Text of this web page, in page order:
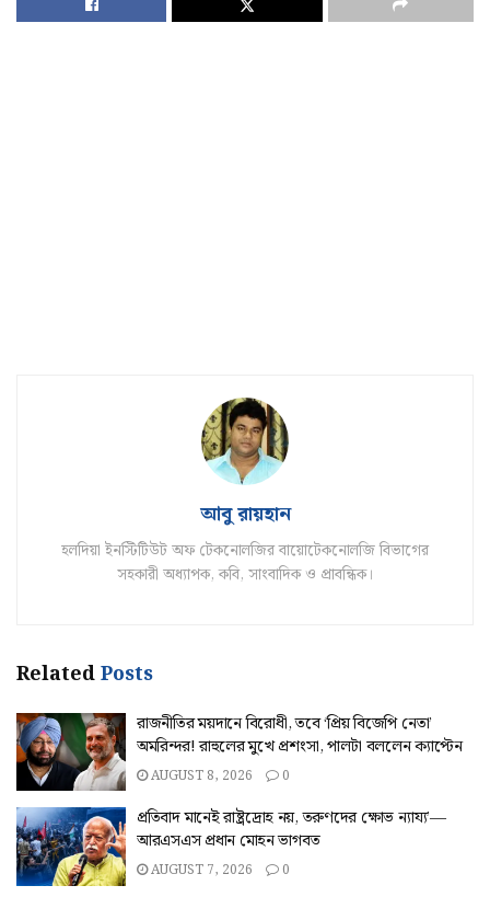
আবু রায়হান
হলদিয়া ইনস্টিটিউট অফ টেকনোলজির বায়োটেকনোলজি বিভাগের
সহকারী অধ্যাপক, কবি, সাংবাদিক ও প্রাবন্ধিক।
RelatedPosts
রাজনীতির ময়দানে বিরোধী, তবে ‘প্রিয় বিজেপি নেতা’
অমরিন্দর! রাহুলের মুখে প্রশংসা, পালটা বললেন ক্যাপ্টেন
AUGUST 8, 2026 0
প্রতিবাদ মানেই রাষ্ট্রদ্রোহ নয়, তরুণদের ক্ষোভ ন্যায্য’—
আরএসএস প্রধান মোহন ভাগবত
AUGUST 7, 2026 0